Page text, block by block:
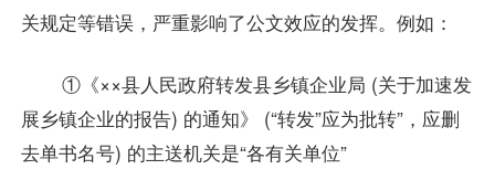
关规定等错误，严重影响了公文效应的发挥。例如：
①《××县人民政府转发县乡镇企业局 (关于加速发
展乡镇企业的报告) 的通知》 (“转发”应为批转”，应删
去单书名号) 的主送机关是“各有关单位”